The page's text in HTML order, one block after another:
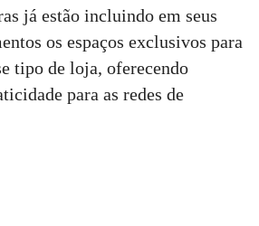
já estão incluindo em seus
os espaços exclusivos para
tipo de loja, oferecendo
para as redes de